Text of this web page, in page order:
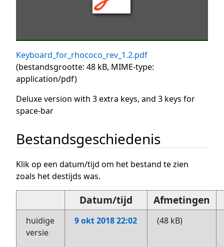
Keyboard_for_rhococo_rev_1.2.pdf
(bestandsgrootte: 48 kB, MIME-type:
application/pdf)
Deluxe version with 3 extra keys, and 3 keys for
space-bar
Bestandsgeschiedenis
Klik op een datum/tijd om het bestand te zien
zoals het destijds was.
Datum/tijd Afmetingen
huidige
versie
9 okt 2018 22:02 (48 kB)